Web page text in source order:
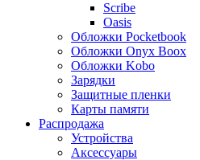
Scribe
Oasis
Обложки Pocketbook
Обложки Onyx Boox
Обложки Kobo
Зарядки
Защитные пленки
Карты памяти
Распродажа
Устройства
Аксессуары